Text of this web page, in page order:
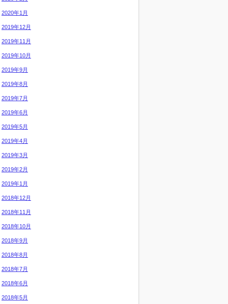
2020年1月
2019年12月
2019年11月
2019年10月
2019年9月
2019年8月
2019年7月
2019年6月
2019年5月
2019年4月
2019年3月
2019年2月
2019年1月
2018年12月
2018年11月
2018年10月
2018年9月
2018年8月
2018年7月
2018年6月
2018年5月